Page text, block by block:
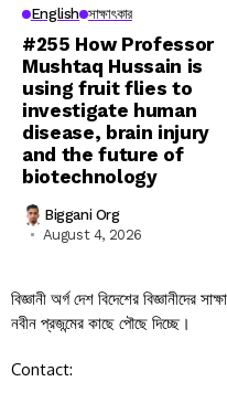
English সাক্ষাৎকার
#255 How Professor
Mushtaq Hussain is
using fruit flies to
investigate human
disease, brain injury
and the future of
biotechnology
Biggani Org
August 4, 2026
বিজ্ঞানী অর্গ দেশ বিদেশের বিজ্ঞানীদের
নবীন প্রজন্মের কাছে পৌছে দিচ্ছে।
Contact: